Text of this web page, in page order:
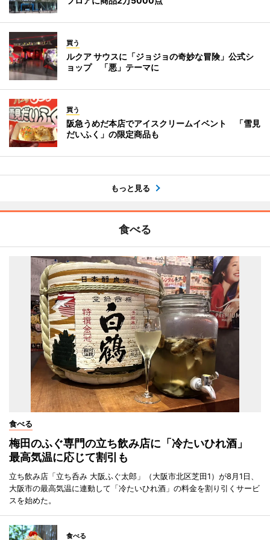
買う
ルクア サウスに「ジョジョの奇妙な冒険」公式シ
ョップ 「悪」テーマに
買う
阪急うめだ本店でアイスクリームイベント 「雪見
だいふく」の限定商品も
もっと見る
食べる
食べる
梅田のふぐ専門の立ち飲み店に「冷たいひれ酒」
最高気温に応じて割引も
立ち飲み店「立ち呑み 大阪ふぐ太郎」（大阪市北区芝田1）が8月1日、
大阪市の最高気温に連動して「冷たいひれ酒」の料金を割り引くサービ
スを始めた。
食べる